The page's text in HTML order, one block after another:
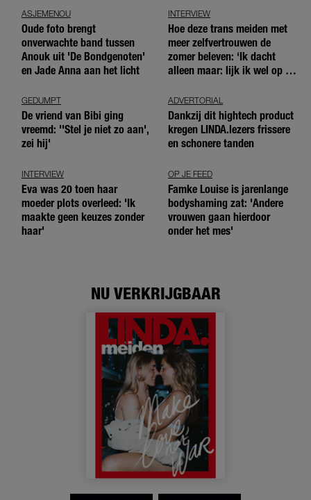
ASJEMENOU
Oude foto brengt
onverwachte band tussen
Anouk uit 'De Bondgenoten'
en Jade Anna aan het licht
INTERVIEW
Hoe deze trans meiden met
meer zelfvertrouwen de
zomer beleven: ‘Ik dacht
alleen maar: lijk ik wel op de
GEDUMPT
De vriend van Bibi ging
vreemd: ''Stel je niet zo aan',
zei hij'
ADVERTORIAL
Dankzij dit hightech product
kregen LINDA.lezers frissere
en schonere tanden
INTERVIEW
Eva was 20 toen haar
moeder plots overleed: 'Ik
maakte geen keuzes zonder
haar'
OP JE FEED
Famke Louise is jarenlange
bodyshaming zat: 'Andere
vrouwen gaan hierdoor
onder het mes'
NU VERKRIJGBAAR